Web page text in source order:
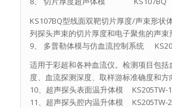
KS107BQ型线面双靶切片厚度/声束形状
列探头声束的切片厚度和电子聚焦的声束
9、 多普勒体模与仿血流控制系统
适用于彩超和各种血流仪。检测项目包括
度、血流探测深度、取样游标准确度和方
10、超声探头表面温升体模 KS205TW-1
11、超声探头腔内温升体模 KS205TW-2